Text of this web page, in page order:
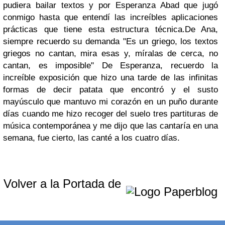
pudiera bailar textos y por Esperanza Abad que jugó
conmigo hasta que entendí las increíbles aplicaciones
prácticas que tiene esta estructura técnica.De Ana,
siempre recuerdo su demanda "Es un griego, los textos
griegos no cantan, mira esas y, míralas de cerca, no
cantan, es imposible" De Esperanza, recuerdo la
increíble exposición que hizo una tarde de las infinitas
formas de decir patata que encontró y el susto
mayúsculo que mantuvo mi corazón en un puño durante
días cuando me hizo recoger del suelo tres partituras de
música contemporánea y me dijo que las cantaría en una
semana, fue cierto, las canté a los cuatro días.
Volver a la Portada de